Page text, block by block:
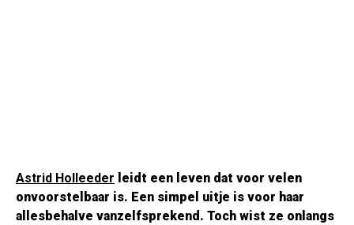
Astrid Holleeder leidt een leven dat voor velen
onvoorstelbaar is. Een simpel uitje is voor haar
allesbehalve vanzelfsprekend. Toch wist ze onlangs